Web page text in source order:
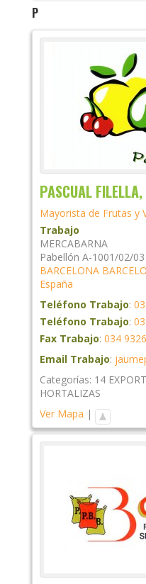
P
PASCUAL
Mayorista de Frutas y
Trabajo
MERCABARNA
Pabellón A-1001/02/03
BARCELONA
España
Teléfono Trabajo:
Teléfono Trabajo:
Fax Trabajo: 034
Email Trabajo:
Categorías: 14
HORTALIZAS
Ver Mapa |